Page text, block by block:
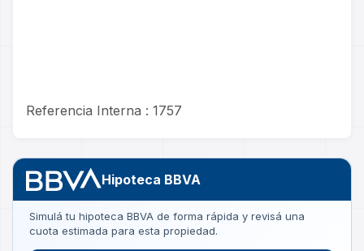
Referencia Interna : 1757
Hipoteca BBVA
Simulá tu hipoteca BBVA de forma rápida y revisá una
cuota estimada para esta propiedad.